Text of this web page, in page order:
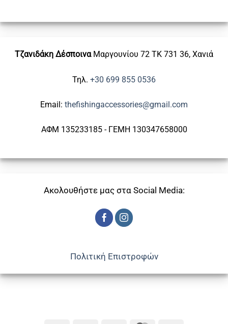
Τζανιδάκη Δέσποινα Μαργουνίου 72 ΤΚ 731 36, Χανιά
Τηλ. +30 699 855 0536
Email: thefishingaccessories@gmail.com
ΑΦΜ 135233185 - ΓΕΜΗ 130347658000
Ακολουθήστε μας στα Social Media:
Πολιτική Επιστροφών